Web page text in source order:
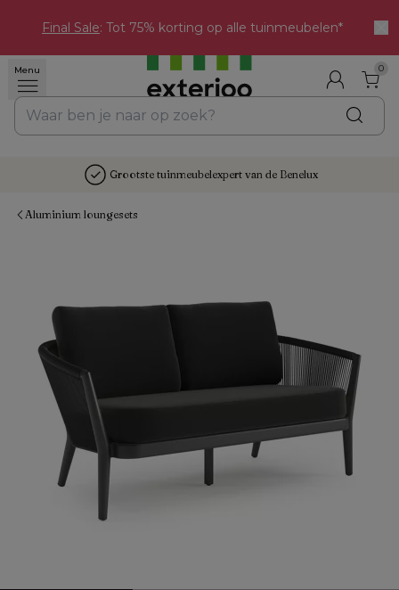
Final Sale: Tot 75% korting op alle tuinmeubelen*
Menu 0
Grootste tuinmeubelexpert van de Benelux
Aluminium loungesets